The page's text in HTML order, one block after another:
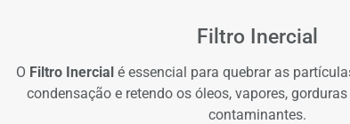
Filtro Inercial
O Filtro Inercial é essencial para quebrar as
condensação e retendo os óleos, vapores,
contaminantes.